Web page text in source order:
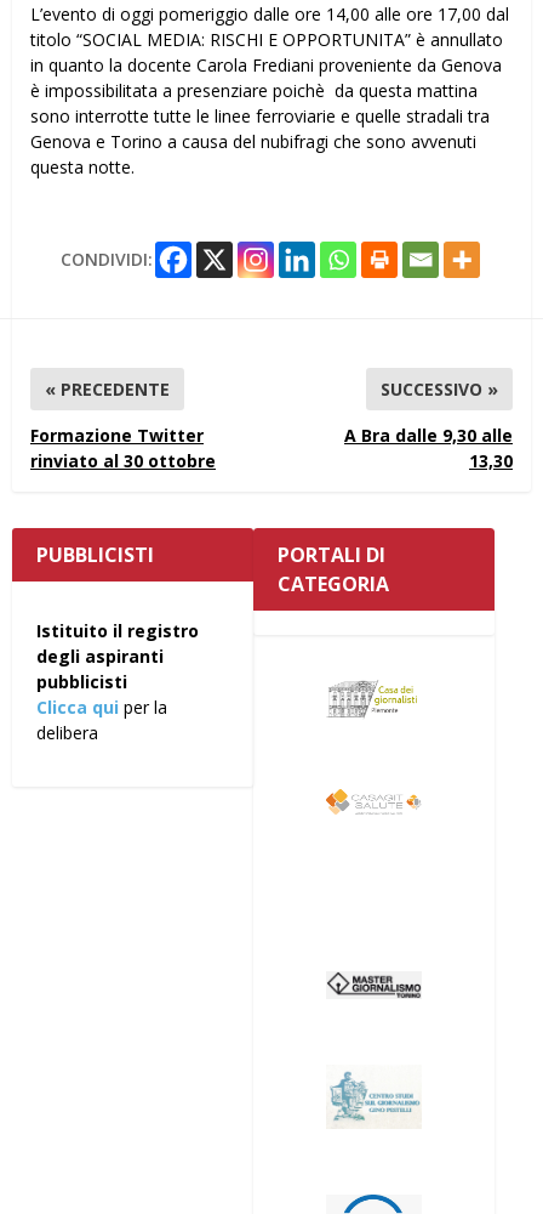
L’evento di oggi pomeriggio dalle ore 14,00 alle ore 17,00 dal
titolo “SOCIAL MEDIA: RISCHI E OPPORTUNITA” è annullato
in quanto la docente Carola Frediani proveniente da Genova
è impossibilitata a presenziare poichè da questa mattina
sono interrotte tutte le linee ferroviarie e quelle stradali tra
Genova e Torino a causa del nubifragi che sono avvenuti
questa notte.
CONDIVIDI:
« PRECEDENTE
Formazione Twitter
rinviato al 30 ottobre
SUCCESSIVO »
A Bra dalle 9,30 alle
13,30
PUBBLICISTI
Istituito il registro
degli aspiranti
pubblicisti
Clicca qui per la
delibera
PORTALI DI
CATEGORIA